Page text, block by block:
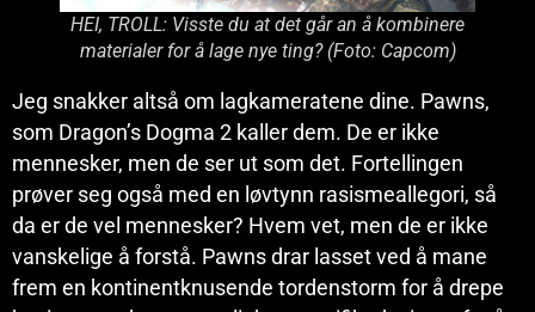
HEI, TROLL: Visste du at det går an å kombinere
materialer for å lage nye ting? (Foto: Capcom)
Jeg snakker altså om lagkameratene dine. Pawns,
som Dragon’s Dogma 2 kaller dem. De er ikke
mennesker, men de ser ut som det. Fortellingen
prøver seg også med en løvtynn rasismeallegori, så
da er de vel mennesker? Hvem vet, men de er ikke
vanskelige å forstå. Pawns drar lasset ved å mane
frem en kontinentknusende tordenstorm for å drepe